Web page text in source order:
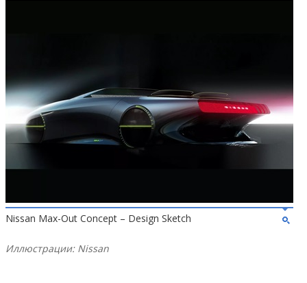
Nissan Max-Out Concept – Design Sketch
Иллюстрации: Nissan